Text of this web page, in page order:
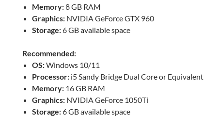
Memory:8 GB RAM
Graphics: NVIDIA GeForce GTX 960
Storage:6 GB available space
Recommended:
OS:Windows 10/11
Processor: i5 Sandy Bridge Dual Core or Equivalent
Memory: 16 GB RAM
Graphics: NVIDIA GeForce 1050Ti
Storage:6 GB available space